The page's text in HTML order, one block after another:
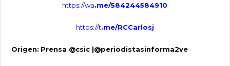
https://wa.me/584244584910
https://t.me/RCCarlosj
Origen: Prensa @csic |@periodistasinforma2ve